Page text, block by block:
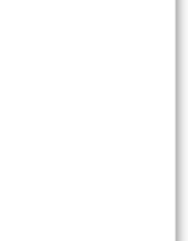
名、聯絡電話或